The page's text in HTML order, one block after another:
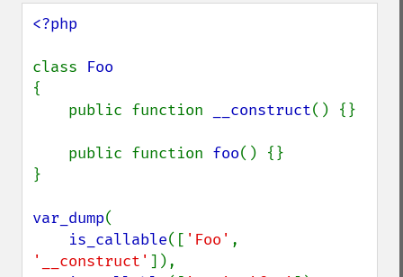
<?php
class
{
    public function
__construct() {}
    public function
foo() {}
}
var_dump(
is_callable([ 'Foo'
'__construct' ]),